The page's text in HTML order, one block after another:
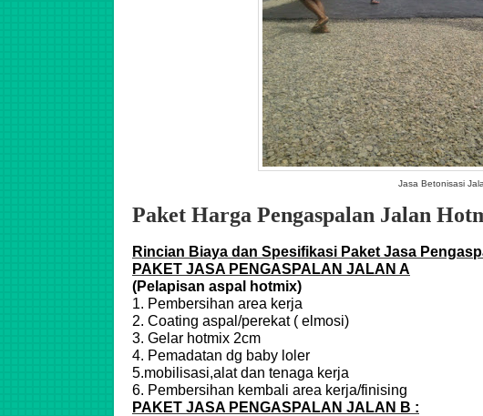
Jasa Betonisasi
Paket Harga Pengaspalan Jalan
Rincian Biaya dan Spesifikasi Paket Jasa
PAKET JASA PENGASPALAN JALAN A
(Pelapisan aspal hotmix)
1. Pembersihan area kerja
2. Coating aspal/perekat ( elmosi)
3. Gelar hotmix 2cm
4. Pemadatan dg baby loler
5.mobilisasi,alat dan tenaga kerja
6. Pembersihan kembali area kerja/finising
PAKET JASA PENGASPALAN JALAN B :